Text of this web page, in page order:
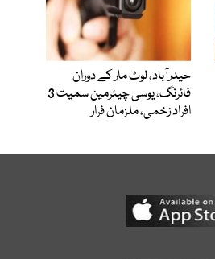
حیدرآباد، لوٹ مار کے دوران
فائرنگ، یوسی چیئرمین سمیت 3
افراد زخمی، ملزمان فرار